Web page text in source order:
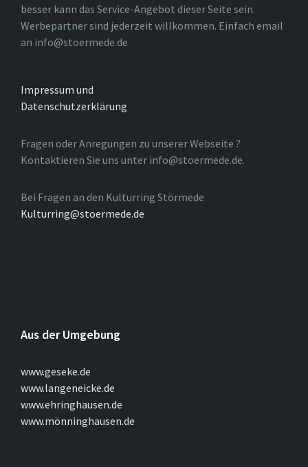
besser kann das Service-Angebot dieser Seite sein.
Werbepartner sind jederzeit willkommen. Einfach email
an info@stoermede.de
Impressum und
Datenschutzerklärung
Fragen oder Anregungen zu unserer Webseite ?
Kontaktieren Sie uns unter info@stoermede.de.
Bei Fragen an den Kulturring Störmede
Kulturring@stoermede.de
Aus der Umgebung
www.geseke.de
www.langeneicke.de
www.ehringhausen.de
www.mönninghausen.de